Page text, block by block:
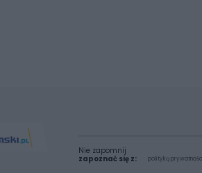
Nie zapomnij
zapoznać się z:
polityką